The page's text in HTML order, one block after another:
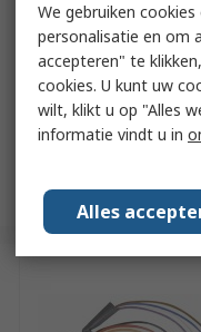
We gebruiken
personalisatie en om
accepteren" te
cookies. U kunt uw
wilt, klikt u op "Alles
informatie vindt u in
Alles